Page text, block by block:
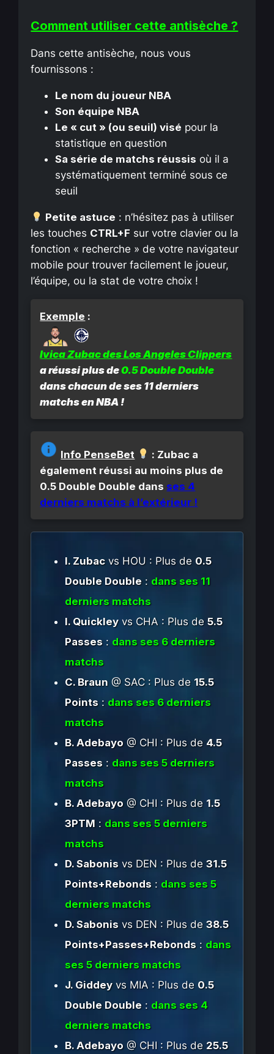
Comment utiliser cette antisèche ?
Dans cette antisèche, nous vous
fournissons :
Le nom du joueur NBA
Son équipe NBA
Le « cut » (ou seuil) visé pour la
statistique en question
Sa série de matchs réussis où il a
systématiquement terminé sous ce
seuil
Petite astuce : n’hésitez pas à utiliser
les touches CTRL+F sur votre clavier ou la
fonction « recherche » de votre navigateur
mobile pour trouver facilement le joueur,
l’équipe, ou la stat de votre choix !
Exemple :
Ivica Zubac des Los Angeles Clippers
a réussi plus de0.5 Double Double
dans chacun de ses 11 derniers
matchs en NBA !
Info PenseBet
: Zubac a
également réussi au moins plus de
0.5 Double Double dans ses 4
derniers matchs à l’extérieur !
I. Zubac vs HOU : Plus de 0.5
Double Double : dans ses 11
derniers matchs
I. Quickleyvs CHA : Plus de5.5
Passes : dans ses 6 derniers
matchs
C. Braun @ SAC : Plus de 15.5
Points : dans ses 6 derniers
matchs
B. Adebayo @ CHI : Plus de 4.5
Passes : dans ses 5 derniers
matchs
B. Adebayo @ CHI : Plus de 1.5
3PTM : dans ses 5 derniers
matchs
D. Sabonis vs DEN : Plus de31.5
Points+Rebonds : dans ses 5
derniers matchs
D. Sabonis vs DEN : Plus de38.5
Points+Passes+Rebonds : dans
ses 5 derniers matchs
J. Giddeyvs MIA : Plus de 0.5
Double Double : dans ses 4
derniers matchs
B. Adebayo @ CHI : Plus de 25.5